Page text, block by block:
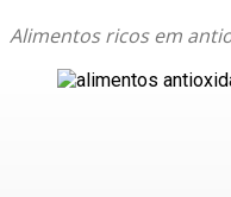
Alimentos ricos em